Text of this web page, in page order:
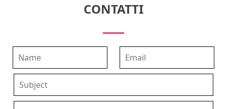
CONTATTI